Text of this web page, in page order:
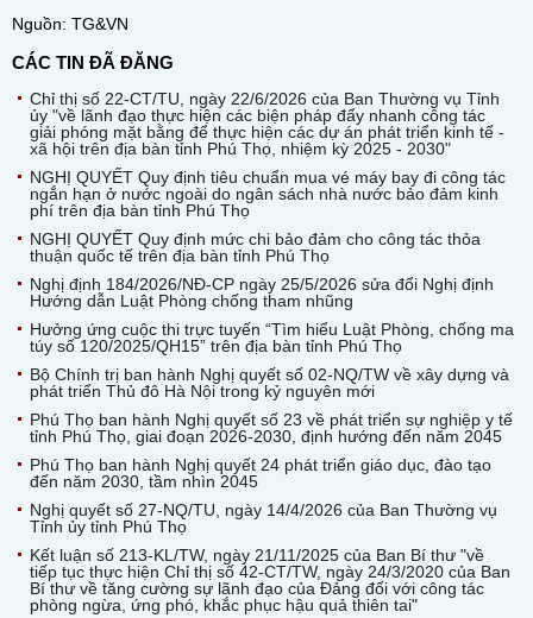
Nguồn: TG&VN
CÁC TIN ĐÃ ĐĂNG
Chỉ thị số 22-CT/TU, ngày 22/6/2026 của Ban Thường vụ Tỉnh
ủy "về lãnh đạo thực hiện các biện pháp đẩy nhanh công tác
giải phóng mặt bằng để thực hiện các dự án phát triển kinh tế -
xã hội trên địa bàn tỉnh Phú Thọ, nhiệm kỳ 2025 - 2030"
NGHỊ QUYẾT Quy định tiêu chuẩn mua vé máy bay đi công tác
ngắn hạn ở nước ngoài do ngân sách nhà nước bảo đảm kinh
phí trên địa bàn tỉnh Phú Thọ
NGHỊ QUYẾT Quy định mức chi bảo đảm cho công tác thỏa
thuận quốc tế trên địa bàn tỉnh Phú Thọ
Nghị định 184/2026/NĐ-CP ngày 25/5/2026 sửa đổi Nghị định
Hướng dẫn Luật Phòng chống tham nhũng
Hưởng ứng cuộc thi trực tuyến “Tìm hiểu Luật Phòng, chống ma
túy số 120/2025/QH15” trên địa bàn tỉnh Phú Thọ
Bộ Chính trị ban hành Nghị quyết số 02-NQ/TW về xây dựng và
phát triển Thủ đô Hà Nội trong kỷ nguyên mới
Phú Thọ ban hành Nghị quyết số 23 về phát triển sự nghiệp y tế
tỉnh Phú Thọ, giai đoạn 2026-2030, định hướng đến năm 2045
Phú Thọ ban hành Nghị quyết 24 phát triển giáo dục, đào tạo
đến năm 2030, tầm nhìn 2045
Nghị quyết số 27-NQ/TU, ngày 14/4/2026 của Ban Thường vụ
Tỉnh ủy tỉnh Phú Thọ
Kết luận số 213-KL/TW, ngày 21/11/2025 của Ban Bí thư "về
tiếp tục thực hiện Chỉ thị số 42-CT/TW, ngày 24/3/2020 của Ban
Bí thư về tăng cường sự lãnh đạo của Đảng đối với công tác
phòng ngừa, ứng phó, khắc phục hậu quả thiên tai"